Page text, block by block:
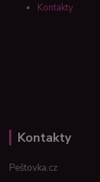
Kontakty
Kontakty
Peštovka.cz